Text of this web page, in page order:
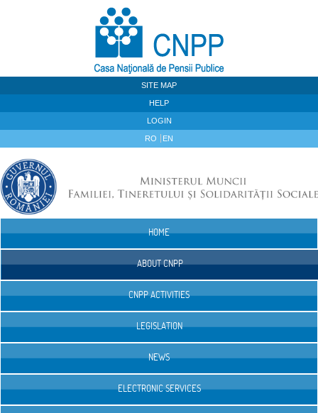
SITE MAP
HELP
LOGIN
RO EN
HOME
ABOUT CNPP
CNPP ACTIVITIES
LEGISLATION
NEWS
ELECTRONIC SERVICES